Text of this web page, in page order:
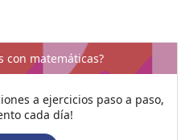
con matemáticas?
a ejercicios paso a paso,
cada día!